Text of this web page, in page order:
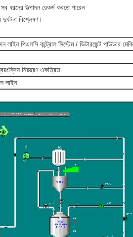
ধরনের উত্পাদন রেকর্ড করতে পারেন
বিশ্লেষণ।
লাইন পিএলসি কন্ট্রোল সিস্টেম / ডিটারজেন্ট পাউডার
নিয়ন্ত্রণ একত্রিত
লাইন